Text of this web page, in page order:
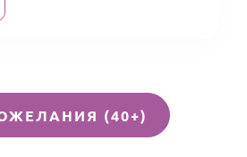
(40+)